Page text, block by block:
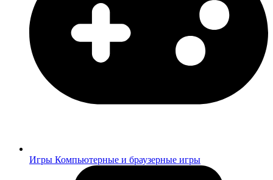
Игры Компьютерные и браузерные игры